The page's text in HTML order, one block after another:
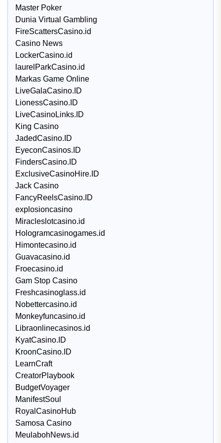
Master Poker
Dunia Virtual Gambling
FireScattersCasino.id
Casino News
LockerCasino.id
laurelParkCasino.id
Markas Game Online
LiveGalaCasino.ID
LionessCasino.ID
LiveCasinoLinks.ID
King Casino
JadedCasino.ID
EyeconCasinos.ID
FindersCasino.ID
ExclusiveCasinoHire.ID
Jack Casino
FancyReelsCasino.ID
explosioncasino
Miracleslotcasino.id
Hologramcasinogames.id
Himontecasino.id
Guavacasino.id
Froecasino.id
Gam Stop Casino
Freshcasinoglass.id
Nobettercasino.id
Monkeyfuncasino.id
Libraonlinecasinos.id
KyatCasino.ID
KroonCasino.ID
LearnCraft
CreatorPlaybook
BudgetVoyager
ManifestSoul
RoyalCasinoHub
Samosa Casino
MeulabohNews.id